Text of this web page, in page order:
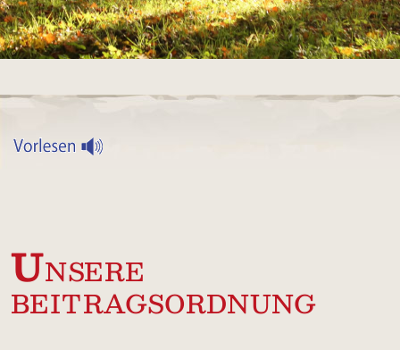
UNSERE
BEITRAGSORDNUNG